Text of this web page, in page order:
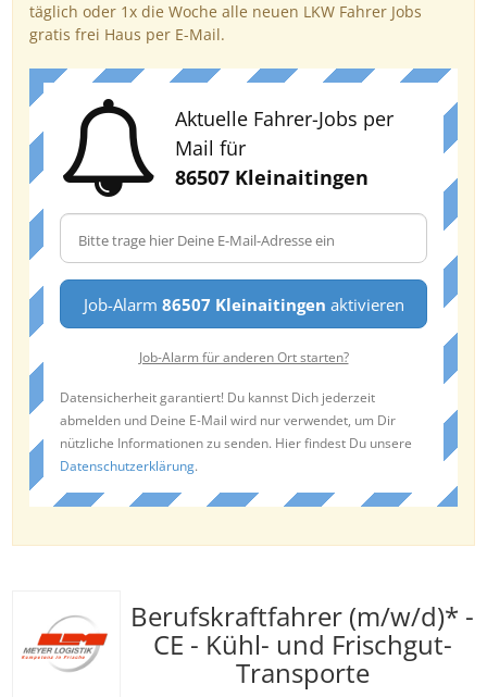
täglich oder 1x die Woche alle neuen LKW Fahrer Jobs
gratis frei Haus per E-Mail.
Aktuelle Fahrer-Jobs per
Mail für
86507 Kleinaitingen
Job-Alarm 86507 Kleinaitingen aktivieren
Job-Alarm für anderen Ort starten?
Datensicherheit garantiert! Du kannst Dich jederzeit
abmelden und Deine E-Mail wird nur verwendet, um Dir
nützliche Informationen zu senden. Hier findest Du unsere
Datenschutzerklärung.
Berufskraftfahrer (m/w/d)* -
CE - Kühl- und Frischgut-
Transporte